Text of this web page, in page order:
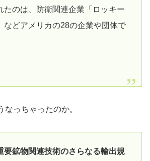
たのは、防衛関連企業「ロッキー
などアメリカの28の企業や団体で
なっちゃったのか。
要鉱物関連技術のさらなる輸出規